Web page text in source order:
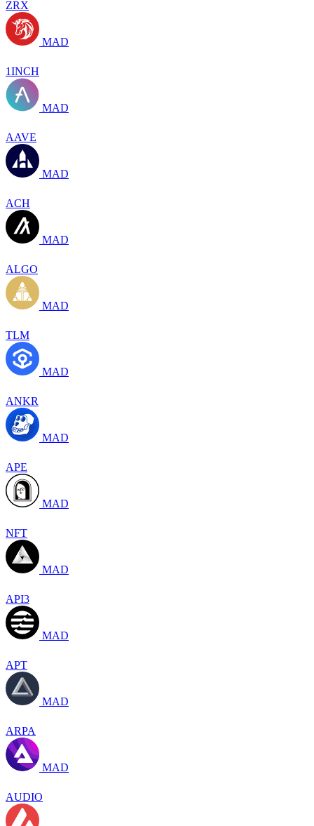
ZRX
MAD
1INCH
MAD
AAVE
MAD
ACH
MAD
ALGO
MAD
TLM
MAD
ANKR
MAD
APE
MAD
NFT
MAD
API3
MAD
APT
MAD
ARPA
MAD
AUDIO